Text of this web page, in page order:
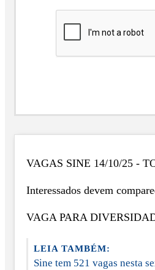
VAGAS SINE 14/10/25 -
Interessados devem
VAGA PARA
LEIA TAMBÉM:
Sine tem 521 vagas nesta